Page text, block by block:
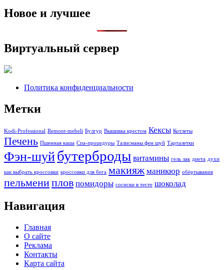
Новое и лучшее
Виртуальный сервер
Политика конфиденциальности
Метки
Kodi-Professional Remont-mebeli Булгур Вышивка крестом Кексы Котлеты
Печень Пшенная каша Спа-процедуры Талисманы фен шуй Тарталетки
Фэн-шуйбутерброды витамины гель лак диета духи
как выбрать кроссовки кроссовки для бега макияж маникюр обёртывания
пельмениплов помидоры сосиски в тесте шоколад
Навигация
Главная
О сайте
Реклама
Контакты
Карта сайта